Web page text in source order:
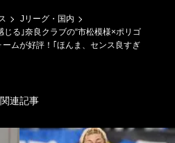
Jリーグ・国内
る｣奈良クラブの“市松模様×ポリゴ
ムが好評！｢ほんま、センス良すぎ
関連記事